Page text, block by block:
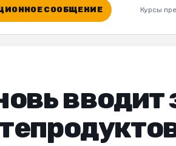
СООБЩЕНИЕ Курсы
вводит